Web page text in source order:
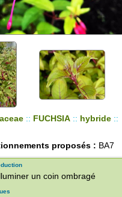
:: FUCHSIA :: hybride ::
proposés : BA7
un coin ombragé